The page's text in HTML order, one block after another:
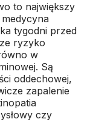
to największy
tygodni przed
ryzyko
w
Są
oddechowej,
zapalenie
czy